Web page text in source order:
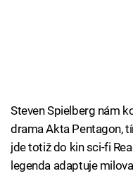
Steven Spielberg nám
drama Akta Pentagon,
jde totiž do kin sci-fi
legenda adaptuje